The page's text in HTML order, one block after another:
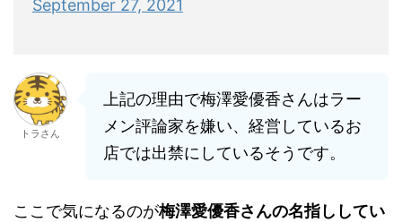
September 27, 2021
トラさん
上記の理由で梅澤愛優香さんはラー
メン評論家を嫌い、経営しているお
店では出禁にしているそうです。
ここで気になるのが梅澤愛優香さんの名指ししてい